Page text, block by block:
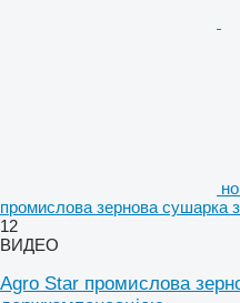
промислова зернова сушарка
12
ВИДЕО
Agro Star промислова